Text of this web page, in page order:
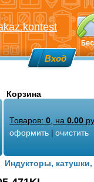
Индукторы,
Вход
Корзина
Товаров:0 , на0.00
оформить |очистить